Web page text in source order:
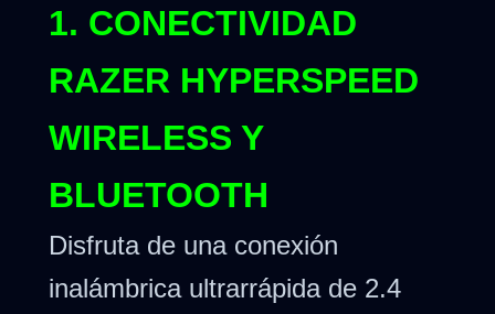
1. CONECTIVIDAD
RAZER HYPERSPEED
WIRELESS Y
BLUETOOTH
Disfruta de una conexión
inalámbrica ultrarrápida de 2.4